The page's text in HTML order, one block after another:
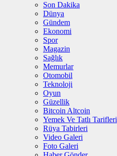
Son Dakika
Dünya
Gündem
Ekonomi
Spor
Magazin
Sağlık
Memurlar
Otomobil
Teknoloji
Oyun
Güzellik
Bitcoin Altcoin
Yemek Ve Tatlı Tarifleri
Rüya Tabirleri
Video Galeri
Foto Galeri